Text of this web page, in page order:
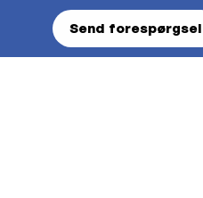
Send forespørgsel